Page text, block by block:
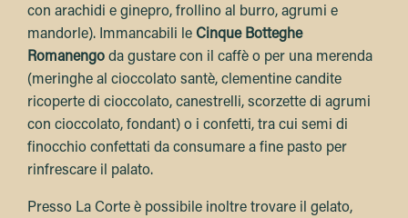
con arachidi e ginepro, frollino al burro, agrumi e
mandorle). Immancabili le Cinque Botteghe
Romanengo da gustare con il caffè o per una merenda
(meringhe al cioccolato santè, clementine candite
ricoperte di cioccolato, canestrelli, scorzette di agrumi
con cioccolato, fondant) o i confetti, tra cui semi di
finocchio confettati da consumare a fine pasto per
rinfrescare il palato.
Presso La Corte è possibile inoltre trovare il gelato,